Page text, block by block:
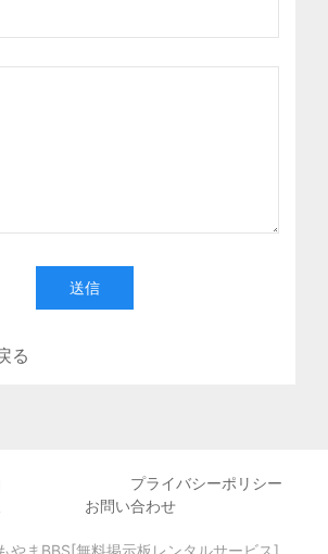
送信
る
プライバシーポリシー
お問い合わせ
やまBBS[無料掲示板レンタルサービス]